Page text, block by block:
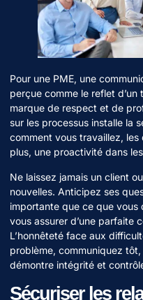
Pour une PME, une
perçue comme le reflet
marque de respect et de
sur les processus installe la
comment vous travaillez,
plus, une proactivité dans
Ne laissez jamais un client
nouvelles. Anticipez ses
importante que ce que vous
vous assurer d’une parfaite
L’honnêteté face aux
problème, communiquez
démontre intégrité et
Sécuriser les